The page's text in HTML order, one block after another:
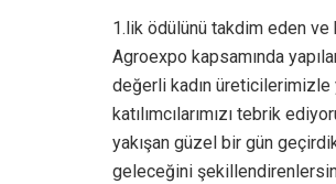
1.lik ödülünü takdim eden ve
Agroexpo kapsamında
değerli kadın üreticilerimizle
katılımcılarımızı tebrik
yakışan güzel bir gün
geleceğini